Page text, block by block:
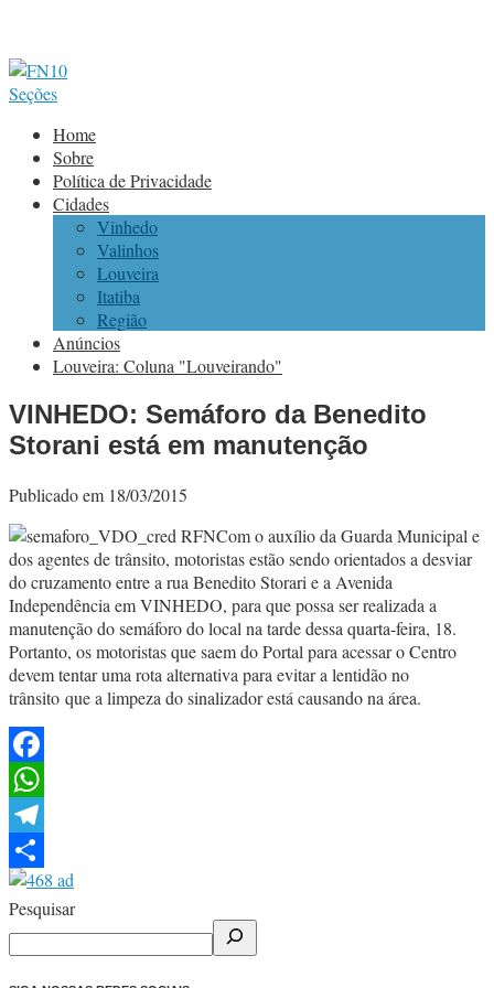
Seções
Home
Sobre
Política de Privacidade
Cidades
Vinhedo
Valinhos
Louveira
Itatiba
Região
Anúncios
Louveira: Coluna "Louveirando"
VINHEDO: Semáforo da Benedito
Storani está em manutenção
Publicado em 18/03/2015
Com o auxílio da Guarda Municipal e
dos agentes de trânsito, motoristas estão sendo orientados a desviar
do cruzamento entre a rua Benedito Storari e a Avenida
Independência em VINHEDO, para que possa ser realizada a
manutenção do semáforo do local na tarde dessa quarta-feira, 18.
Portanto, os motoristas que saem do Portal para acessar o Centro
devem tentar uma rota alternativa para evitar a lentidão no
trânsito que a limpeza do sinalizador está causando na área.
Facebook
WhatsApp
Telegram
Share
Pesquisar